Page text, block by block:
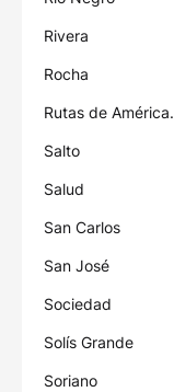
Rivera
Rocha
Rutas de América.
Salto
Salud
San Carlos
San José
Sociedad
Solís Grande
Soriano